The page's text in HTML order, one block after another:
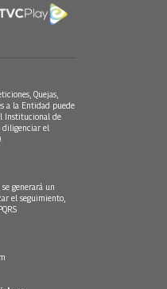
Quejas,
a la Entidad puede
Institucional de
diligenciar el
generará un
el seguimiento,